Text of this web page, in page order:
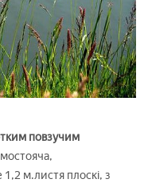
повзучим
м.листя плоскі, з